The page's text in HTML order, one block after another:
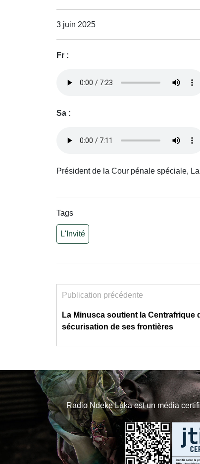
3 juin 2025
Fr :
Sa :
Président de la Cour pénale spéciale,
Tags
L'Invité
Publication précédente
La Minusca soutient la Centrafrique
sécurisation de ses frontières
Radio Ndeke Luka est un média